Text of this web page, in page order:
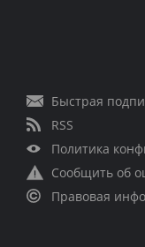
Быстрая
RSS
Политика
Сообщить об
Правовая